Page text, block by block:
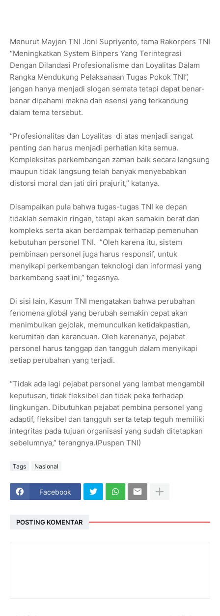
Menurut Mayjen TNI Joni Supriyanto, tema Rakorpers TNI
“Meningkatkan System Binpers Yang Terintegrasi
Dengan Dilandasi Profesionalisme dan Loyalitas Dalam
Rangka Mendukung Pelaksanaan Tugas Pokok TNI”,
jangan hanya menjadi slogan semata tetapi dapat benar-
benar dipahami makna dan esensi yang terkandung
dalam tema tersebut.
“Profesionalitas dan Loyalitas di atas menjadi sangat
penting dan harus menjadi perhatian kita semua.
Kompleksitas perkembangan zaman baik secara langsung
maupun tidak langsung telah banyak menyebabkan
distorsi moral dan jati diri prajurit,” katanya.
Disampaikan pula bahwa tugas-tugas TNI ke depan
tidaklah semakin ringan, tetapi akan semakin berat dan
kompleks serta akan berdampak terhadap pemenuhan
kebutuhan personel TNI. ”Oleh karena itu, sistem
pembinaan personel juga harus responsif, untuk
menyikapi perkembangan teknologi dan informasi yang
berkembang saat ini,” tegasnya.
Di sisi lain, Kasum TNI mengatakan bahwa perubahan
fenomena global yang berubah semakin cepat akan
menimbulkan gejolak, memunculkan ketidakpastian,
kerumitan dan kerancuan. Oleh karenanya, pejabat
personel harus tanggap dan tangguh dalam menyikapi
setiap perubahan yang terjadi.
“Tidak ada lagi pejabat personel yang lambat mengambil
keputusan, tidak fleksibel dan tidak peka terhadap
lingkungan. Dibutuhkan pejabat pembina personel yang
adaptif, fleksibel dan tangguh serta tetap teguh memiliki
integritas pada tujuan organisasi yang sudah ditetapkan
sebelumnya,” terangnya.(Puspen TNI)
Tags Nasional
Facebook
POSTING KOMENTAR